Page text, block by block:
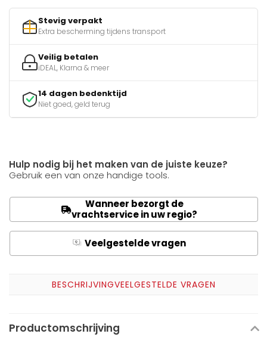
Stevig verpakt
Extra bescherming tijdens transport
Veilig betalen
iDEAL, Klarna & meer
14 dagen bedenktijd
Niet goed, geld terug
Hulp nodig bij het maken van de juiste keuze?
Gebruik een van onze handige tools.
Wanneer bezorgt de
vrachtservice in uw regio?
Q Veelgestelde vragen
BESCHRIJVINGVEELGESTELDE VRAGEN
Productomschrijving